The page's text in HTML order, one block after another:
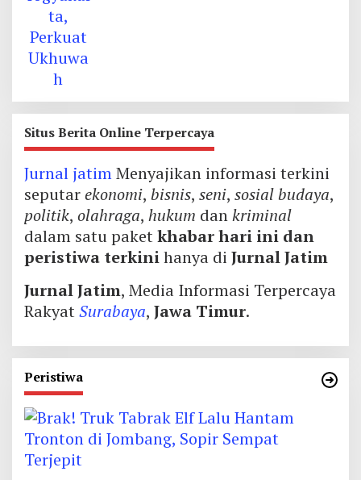
Situs Berita Online Terpercaya
Jurnal jatimMenyajikan informasi terkini
seputarekonomi, bisnis, seni, sosial budaya,
politik, olahraga, hukum dankriminal
dalam satu paketkhabar hari ini dan
peristiwa terkinihanya di Jurnal Jatim
Jurnal Jatim, Media Informasi Terpercaya
RakyatSurabaya, Jawa Timur.
Peristiwa